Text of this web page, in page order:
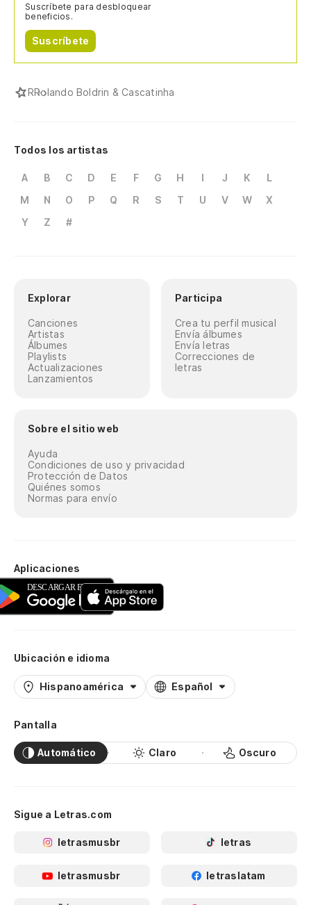
Suscríbete para desbloquear
beneficios.
Suscríbete
RRolando Boldrin & Cascatinha
Todos los artistas
A B C D E F G H I J K
L
M
N O P Q R S T U V W
X
Y
Z #
Explorar
Canciones
Artistas
Álbumes
Playlists
Actualizaciones
Lanzamientos
Participa
Crea tu perfil musical
Envía álbumes
Envía letras
Correcciones de
letras
Sobre el sitio web
Ayuda
Condiciones de uso y privacidad
Protección de Datos
Quiénes somos
Normas para envío
Aplicaciones
Ubicación e idioma
Hispanoamérica Español
Pantalla
Automático Claro Oscuro
Sigue a Letras.com
letrasmusbr letras
letrasmusbr letraslatam